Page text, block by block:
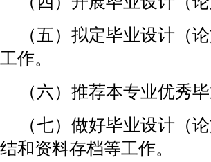
（五）拟定毕业设计（
工作。
（六）推荐本专业优秀
（七）做好毕业设计（
结和资料存档等工作。